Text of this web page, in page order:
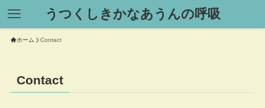
うつくしきかなあうんの呼吸
ホーム Contact
Contact